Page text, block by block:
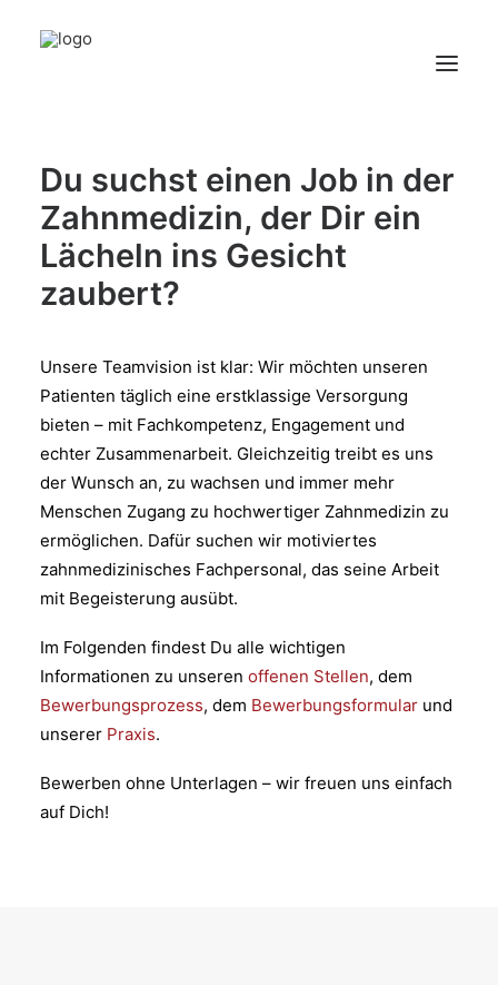
Startseite
Über Uns
Stellenanzeigen
Bewerbungsablauf
Bewerben in 2 Minuten
Du suchst einen Job in der
Zahnmedizin, der Dir ein
Lächeln ins Gesicht
zaubert?
Unsere Teamvision ist klar: Wir möchten unseren
Patienten täglich eine erstklassige Versorgung
bieten – mit Fachkompetenz, Engagement und
echter Zusammenarbeit. Gleichzeitig treibt es uns
der Wunsch an, zu wachsen und immer mehr
Menschen Zugang zu hochwertiger Zahnmedizin zu
ermöglichen. Dafür suchen wir motiviertes
zahnmedizinisches Fachpersonal, das seine Arbeit
mit Begeisterung ausübt.
Im Folgenden findest Du alle wichtigen
Informationen zu unseren offenen Stellen, dem
Bewerbungsprozess, dem Bewerbungsformular und
unserer Praxis.
Bewerben ohne Unterlagen – wir freuen uns einfach
auf Dich!